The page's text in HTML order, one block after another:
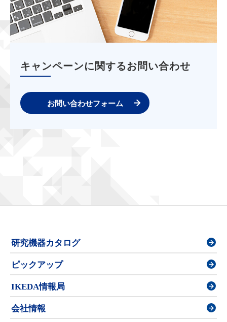
キャンペーンに関するお問い合わせ
お問い合わせフォーム
研究機器カタログ
ピックアップ
IKEDA情報局
会社情報